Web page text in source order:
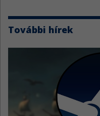
További hírek